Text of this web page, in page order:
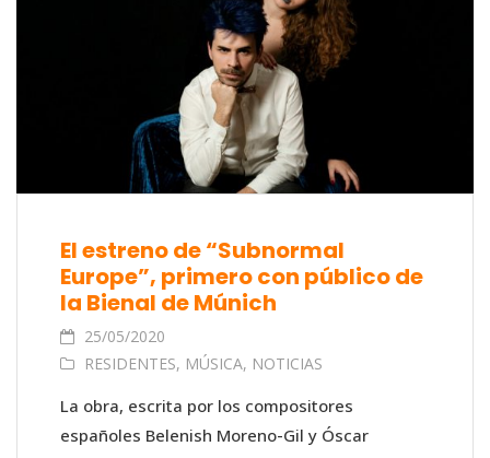
El estreno de “Subnormal
Europe”, primero con público de
la Bienal de Múnich
25/05/2020
RESIDENTES, MÚSICA, NOTICIAS
La obra, escrita por los compositores
españoles Belenish Moreno-Gil y Óscar